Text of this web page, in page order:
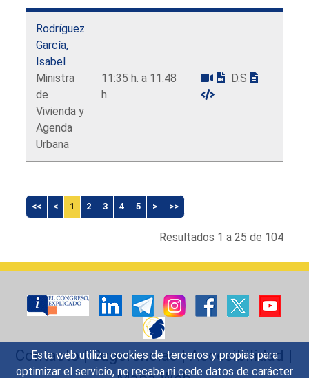
Esta web utiliza cookies de terceros y propias para
optimizar el servicio, no recaba ni cede datos de carácter
Rodríguez
García,
Isabel
Ministra
de
Vivienda y
Agenda
Urbana
11:35 h. a 11:48
h.
D.S
<< < 1 2 3 4 5 > >>
Resultados 1 a 25 de 104
Contacto|Sugerencias|Accesibilidad |